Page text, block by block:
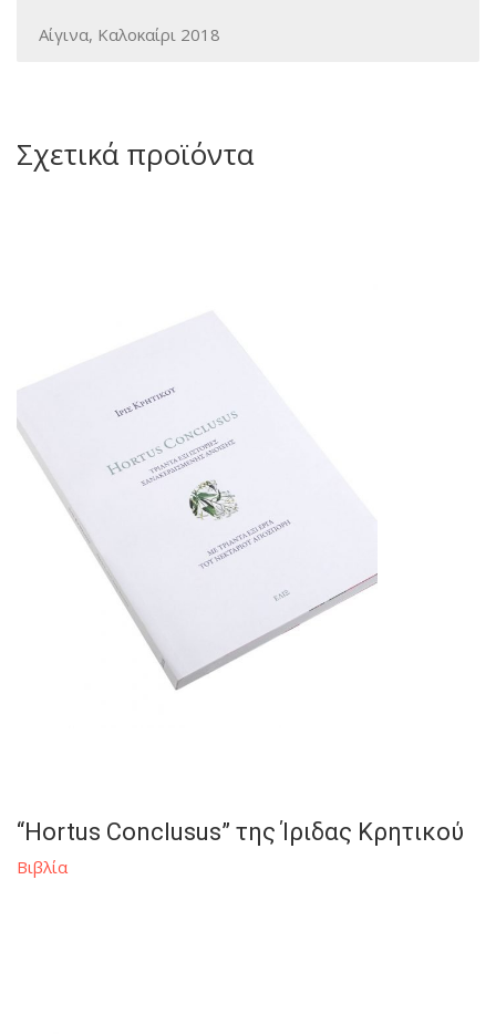
Αίγινα, Καλοκαίρι 2018
Σχετικά προϊόντα
“Hortus Conclusus” της Ίριδας Κρητικού
Βιβλία